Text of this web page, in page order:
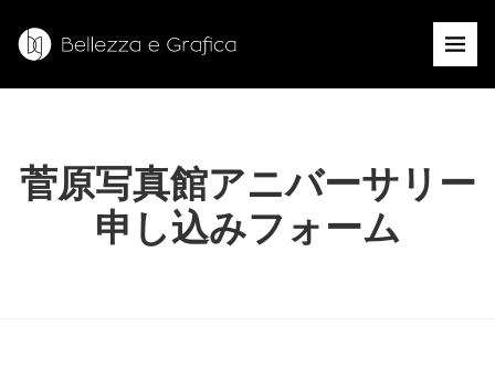
菅原写真館アニバーサリー
申し込みフォーム